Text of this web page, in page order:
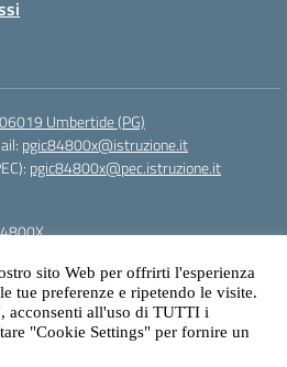
Umbertide (PG)
pgic84800x@istruzione.it
pgic84800x@pec.istruzione.it
sito Web per offrirti l'esperienza
tue preferenze e ripetendo le visite.
acconsenti all'uso di TUTTI i
"Cookie Settings" per fornire un